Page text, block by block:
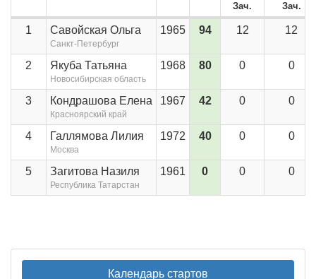
Зач.
Зач.
1 Савойская Ольга
Санкт-Петербург
1965 94 12 12
2 Якуба Татьяна
Новосибирская область
1968 80 0 0
3 Кондрашова Елена
Красноярский край
1967 42 0 0
4 Галлямова Лилия
Москва
1972 40 0 0
5 Загитова Назиля
Республика Татарстан
1961 0 0 0
Календарь стартов